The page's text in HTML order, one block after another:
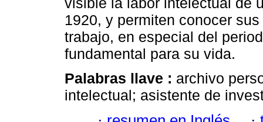
1920, y permiten conocer
trabajo, en especial del
fundamental para su vida.
Palabras llave : archivo
intelectual; asistente de